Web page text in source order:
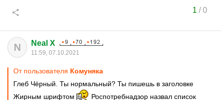
1 /0
N Neal X
11:59, 07.10.2021
От пользователя Комуняка
Глеб Чёрный. Ты нормальный? Ты пишешь в заголовке
Жирным шрифтом
Роспотребнадзор назвал список